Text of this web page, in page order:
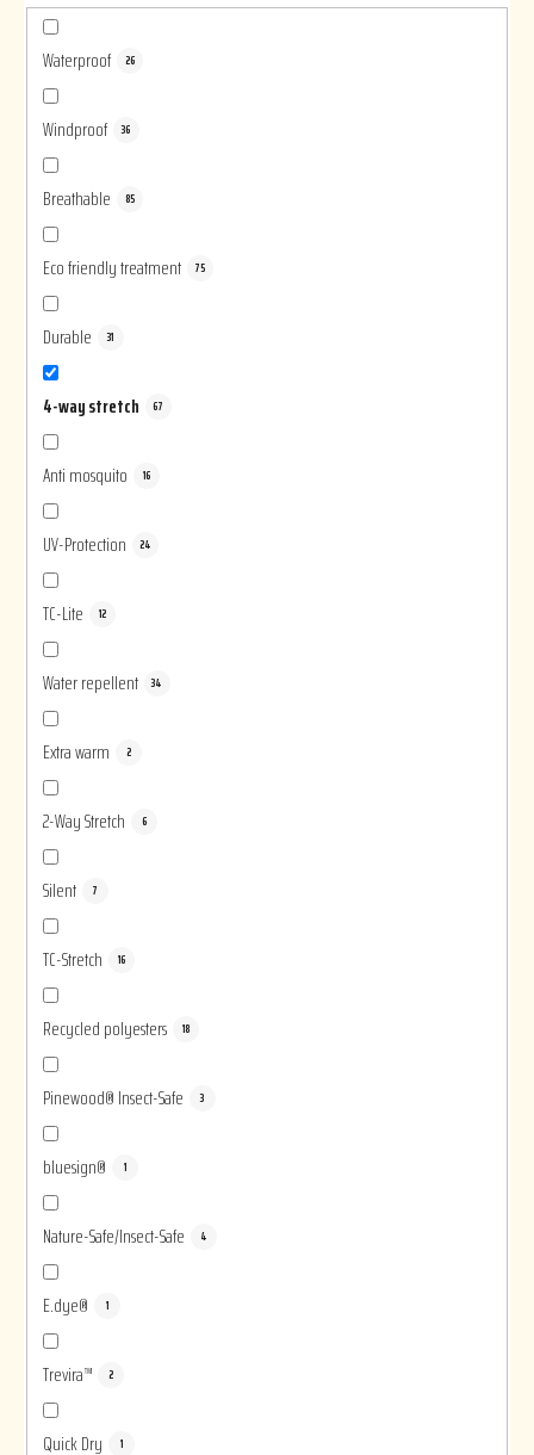
Waterproof 26
Windproof 36
Breathable 85
Eco friendly treatment 75
Durable 31
4-way stretch 67
Anti mosquito 16
UV-Protection 24
TC-Lite 12
Water repellent 34
Extra warm 2
2-Way Stretch 6
Silent 7
TC-Stretch 16
Recycled polyesters 18
Pinewood® Insect-Safe 3
bluesign® 1
Nature-Safe/Insect-Safe 4
E.dye® 1
Trevira™ 2
Quick Dry 1